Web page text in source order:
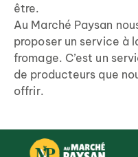
être.
Au Marché Paysan
proposer un service à
fromage. C’est un
de producteurs que
offrir.